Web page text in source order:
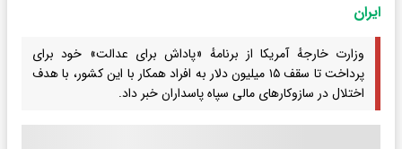
ایران
وزارت خارجهٔ آمریکا از برنامهٔ «پاداش برای عدالت» خود برای
پرداخت تا سقف ۱۵ میلیون دلار به افراد همکار با این کشور، با هدف
اختلال در سازوکارهای مالی سپاه پاسداران خبر داد.